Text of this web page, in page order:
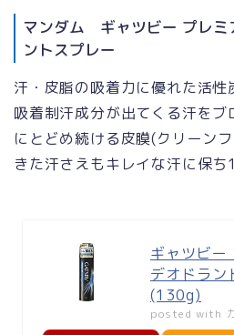
マンダム ギャツビー プレミ
ントスプレー
汗・皮脂の吸着力に優れた活
吸着制汗成分が出てくる汗を
にとどめ続ける皮膜(クリーン
きた汗さえもキレイな汗に保ち
ギャツビー
デオドラン
(130g)
posted with